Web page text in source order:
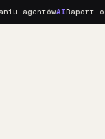
agentówAIRaport o